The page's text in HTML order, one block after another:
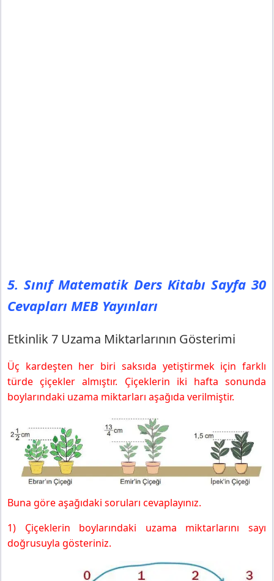
5. Sınıf Matematik Ders Kitabı Sayfa 30
Cevapları MEB Yayınları
Etkinlik 7 Uzama Miktarlarının Gösterimi
Üç kardeşten her biri saksıda yetiştirmek için farklı
türde çiçekler almıştır. Çiçeklerin iki hafta sonunda
boylarındaki uzama miktarları aşağıda verilmiştir.
Buna göre aşağıdaki soruları cevaplayınız.
1) Çiçeklerin boylarındaki uzama miktarlarını sayı
doğrusuyla gösteriniz.